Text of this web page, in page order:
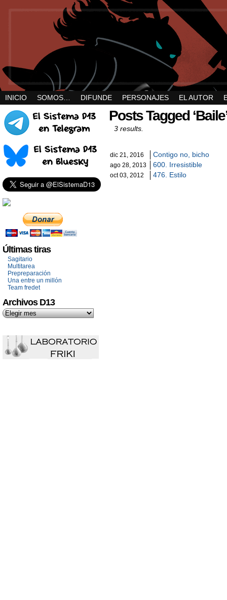
INICIO SOMOS… DIFUNDE PERSONAJES EL AUTOR
Últimas tiras
Sagitario
Multitarea
Prepreparación
Una entre un millón
Team fredet
Archivos D13
Posts Tagged
3 results.
dic 21, 2016 Contigo no, bicho
ago 28, 2013 600. Irresistible
oct 03, 2012 476. Estilo